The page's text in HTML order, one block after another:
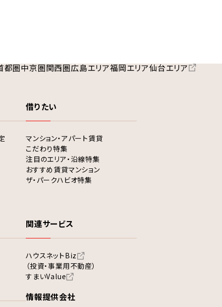
都圏中京圏関西圏広島エリア福岡エリア仙台エリア
借りたい
マンション・アパート賃貸
こだわり特集
注目のエリア・沿線特集
おすすめ賃貸マンション
ザ・パークハビオ特集
関連サービス
ハウスネットBiz
（投資・事業用不動産）
すまいValue
情報提供会社